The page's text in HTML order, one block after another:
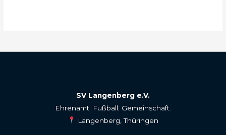
SV Langenberg e.V.
Ehrenamt. Fußball. Gemeinschaft.
Langenberg, Thüringen